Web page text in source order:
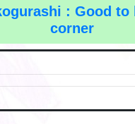
: Good to
corner